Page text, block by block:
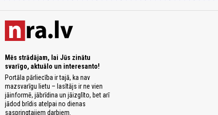
Mēs strādājam, lai Jūs zinātu
svarīgo, aktuālo un interesanto!
Portāla pārliecība ir tajā, ka nav
mazsvarīgu lietu – lasītājs ir ne vien
jāinformē, jābrīdina un jāizglīto, bet arī
jādod brīdis atelpai no dienas
saspringtajiem darbiem.